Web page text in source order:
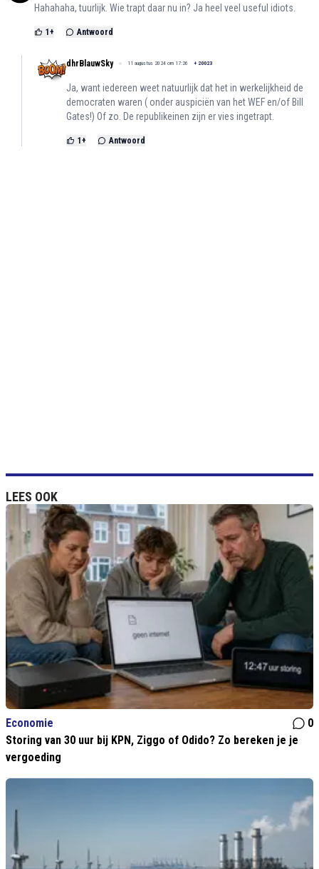
Hahahaha, tuurlijk. Wie trapt daar nu in? Ja heel veel useful idiots.
1 + Antwoord
dhrBlauwSky 11 augustus 2024 om 17:26 + 20023
Ja, want iedereen weet natuurlijk dat het in werkelijkheid de
democraten waren ( onder auspiciën van het WEF en/of Bill
Gates!) Of zo. De republikeinen zijn er vies ingetrapt.
1 + Antwoord
LEES OOK
Economie
0
Storing van 30 uur bij KPN, Ziggo of Odido? Zo bereken je je
vergoeding